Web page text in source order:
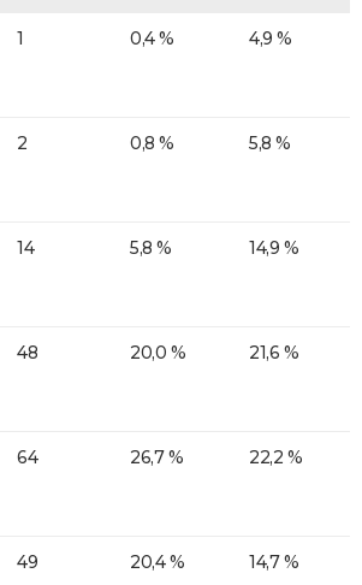
1 0,4 % 4,9 %
2 0,8 % 5,8 %
14 5,8 % 14,9 %
48 20,0 % 21,6 %
64 26,7 % 22,2 %
49 20,4 % 14,7 %